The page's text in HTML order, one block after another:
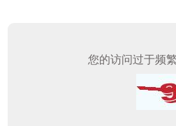
您的访问过于频